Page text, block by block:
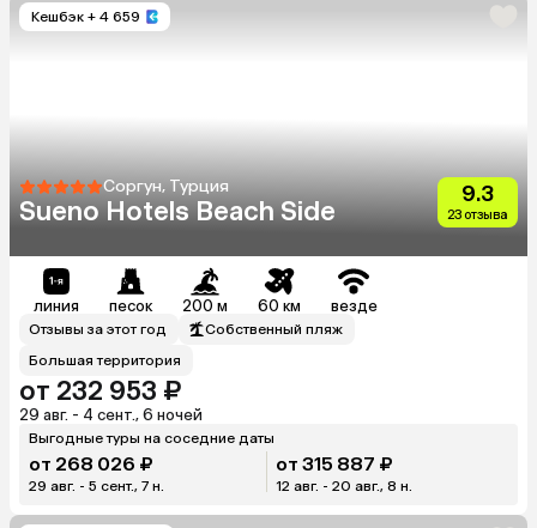
Кешбэк + 4 659
Соргун, Турция
Sueno Hotels Beach Side
9.3
23 отзыва
линия песок 200 м 60 км везде
Отзывы за этот год
Собственный пляж
Большая территория
от 232 953 ₽
29 авг. - 4 сент., 6 ночей
Выгодные туры на соседние даты
от 268 026 ₽
29 авг. - 5 сент., 7 н.
от 315 887 ₽
12 авг. - 20 авг., 8 н.